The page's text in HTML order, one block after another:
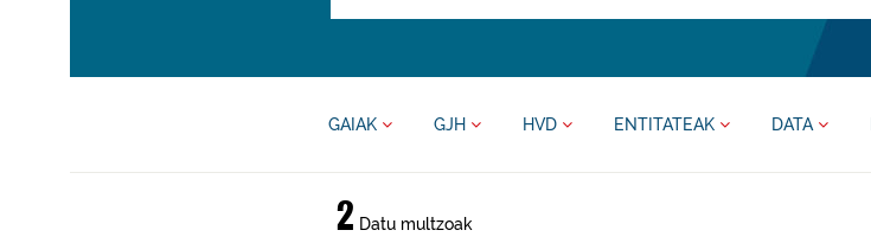
GAIAK GJH HVD ENTITATEAK DATA
2 Datu multzoak